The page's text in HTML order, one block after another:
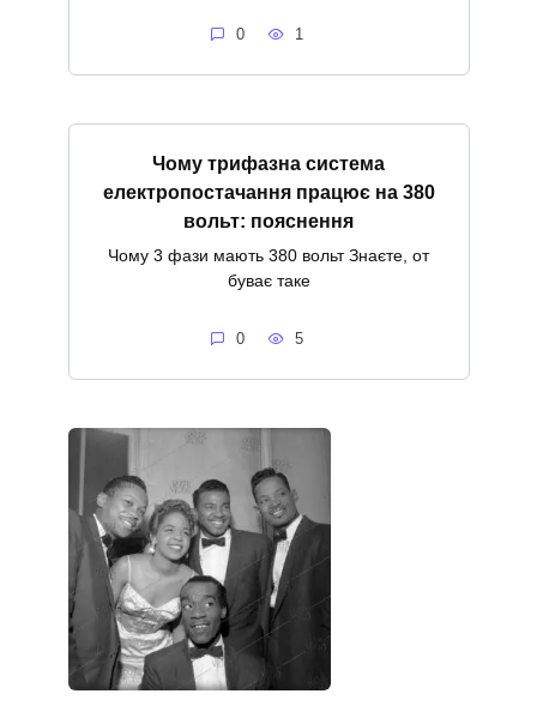
0 1
Чому трифазна система
електропостачання працює на 380
вольт: пояснення
Чому 3 фази мають 380 вольт Знаєте, от
буває таке
0 5